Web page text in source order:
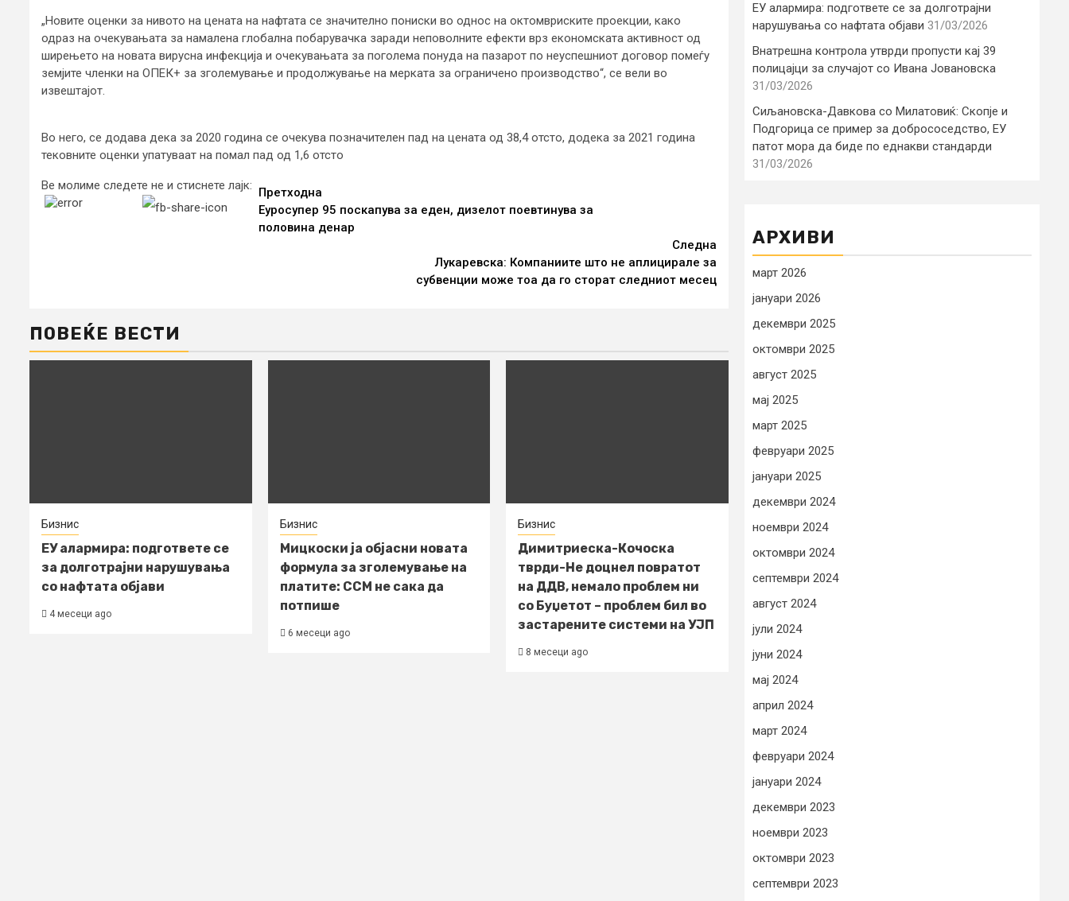
„Новите оценки за нивото на цената на нафтата се значително пониски во однос на октомвриските проекции, како
одраз на очекувањата за намалена глобална побарувачка заради неповолните ефекти врз економската активност од
ширењето на новата вирусна инфекција и очекувањата за поголема понуда на пазарот по неуспешниот договор помеѓу
земјите членки на ОПЕК+ за зголемување и продолжување на мерката за ограничено производство“, се вели во
извештајот.
Во него, се додава дека за 2020 година се очекува позначителен пад на цената од 38,4 отсто, додека за 2021 година
тековните оценки упатуваат на помал пад од 1,6 отсто
Ве молиме следете не и стиснете лајк:
Continue
Претходна
Еуросупер 95 поскапува за еден, дизелот поевтинува за
половина денар
Следна
Лукаревска: Компаниите што не аплицирале за
субвенции може тоа да го сторат следниот месец
ПОВЕЌЕ ВЕСТИ
Бизнис
ЕУ алармира: подгответе се
за долготрајни нарушувања
со нафтата објави
4 месеци ago
Бизнис
Мицкоски ја објасни новата
формула за зголемување на
платите: ССМ не сака да
потпише
6 месеци ago
Бизнис
Димитриеска-Кочоска
тврди-Не доцнел повратот
на ДДВ, немало проблем ни
со Буџетот – проблем бил во
застарените системи на УЈП
8 месеци ago
ЕУ алармира: подгответе се за долготрајни
нарушувања со нафтата објави 31/03/2026
Внатрешна контрола утврди пропусти кај 39
полицајци за случајот со Ивана Јовановска
31/03/2026
Сиљановска-Давкова со Милатовиќ: Скопје и
Подгорица се пример за добрососедство, ЕУ
патот мора да биде по еднакви стандарди
31/03/2026
АРХИВИ
март 2026
јануари 2026
декември 2025
октомври 2025
август 2025
мај 2025
март 2025
февруари 2025
јануари 2025
декември 2024
ноември 2024
октомври 2024
септември 2024
август 2024
јули 2024
јуни 2024
мај 2024
април 2024
март 2024
февруари 2024
јануари 2024
декември 2023
ноември 2023
октомври 2023
септември 2023